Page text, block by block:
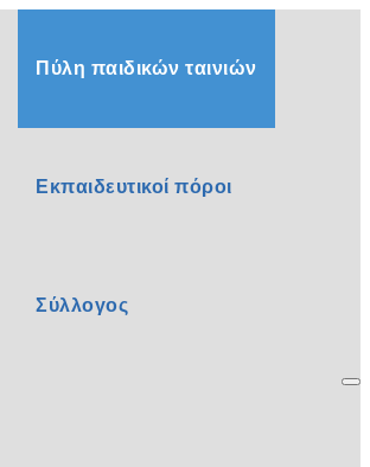
Πύλη παιδικών ταινιών
Εκπαιδευτικοί πόροι
Σύλλογος